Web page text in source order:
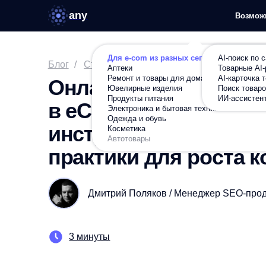
any Возможности
Для e-com из разных сегментов
Аптеки
Ремонт и товары для дома
Ювелирные изделия
Продукты питания
Электроника и бытовая техника
Одежда и обувь
Косметика
Автотовары
AI-поиск по сайту
Товарные AI-
AI-карточка товара
Поиск товаров по
ИИ-ассистент в
Онлайн-поддержка
в eCommerce:
инструменты,
практики для роста
/ /
Оптимизируем
Онлайн-
инструменты,
3 минуты